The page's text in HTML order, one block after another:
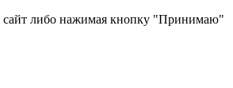
сайт либо нажимая кнопку "Принимаю"